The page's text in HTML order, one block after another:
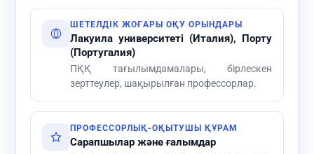
ШЕТЕЛДІК ЖОҒАРЫ ОҚУ ОРЫНДАРЫ
Лакуила университеті (Италия), Порту
(Португалия)
ПҚҚ тағылымдамалары, бірлескен
зерттеулер, шақырылған профессорлар.
ПРОФЕССОРЛЫҚ-ОҚЫТУШЫ ҚҰРАМ
Сарапшылар және ғалымдар